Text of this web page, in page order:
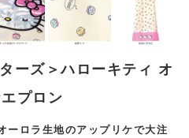
ーズ＞ハローキティ オ
プロン
ーロラ生地のアップリケで大注